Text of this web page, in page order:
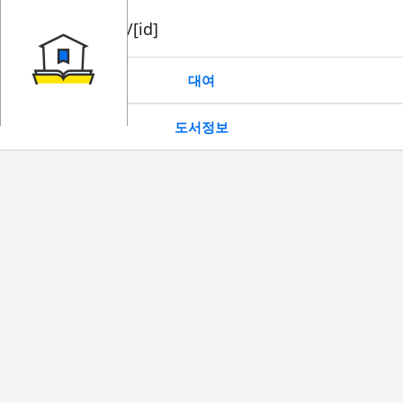
book/rent/[id]
대여
도서정보